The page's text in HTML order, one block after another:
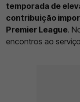
temporada de
contribuição
Premier League.
encontros ao